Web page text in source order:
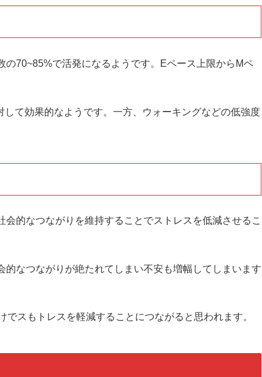
70~85%で活発になるようです。Eペース上限からMペ
て効果的なようです。一方、ウォーキングなどの低強度
会的なつながりを維持することでストレスを低減させるこ
なつながりが絶たれてしまい不安も増幅してしまいます
スもトレスを軽減することにつながると思われます。